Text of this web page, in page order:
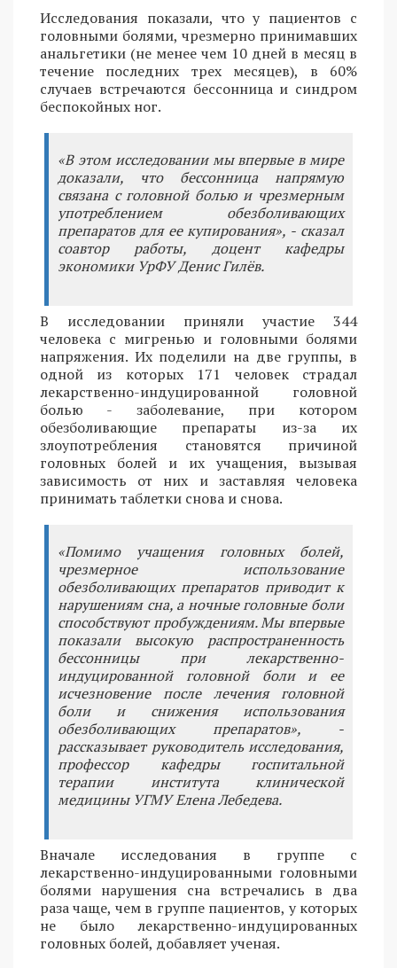
Исследования показали, что у пациентов с
головными болями, чрезмерно принимавших
анальгетики (не менее чем 10 дней в месяц в
течение последних трех месяцев), в 60%
случаев встречаются бессонница и синдром
беспокойных ног.
«В этом исследовании мы впервые в мире
доказали, что бессонница напрямую
связана с головной болью и чрезмерным
употреблением обезболивающих
препаратов для ее купирования», - сказал
соавтор работы, доцент кафедры
экономики УрФУ Денис Гилёв.
В исследовании приняли участие 344
человека с мигренью и головными болями
напряжения. Их поделили на две группы, в
одной из которых 171 человек страдал
лекарственно-индуцированной головной
болью - заболевание, при котором
обезболивающие препараты из-за их
злоупотребления становятся причиной
головных болей и их учащения, вызывая
зависимость от них и заставляя человека
принимать таблетки снова и снова.
«Помимо учащения головных болей,
чрезмерное использование
обезболивающих препаратов приводит к
нарушениям сна, а ночные головные боли
способствуют пробуждениям. Мы впервые
показали высокую распространенность
бессонницы при лекарственно-
индуцированной головной боли и ее
исчезновение после лечения головной
боли и снижения использования
обезболивающих препаратов», -
рассказывает руководитель исследования,
профессор кафедры госпитальной
терапии института клинической
медицины УГМУ Елена Лебедева.
Вначале исследования в группе с
лекарственно-индуцированными головными
болями нарушения сна встречались в два
раза чаще, чем в группе пациентов, у которых
не было лекарственно-индуцированных
головных болей, добавляет ученая.